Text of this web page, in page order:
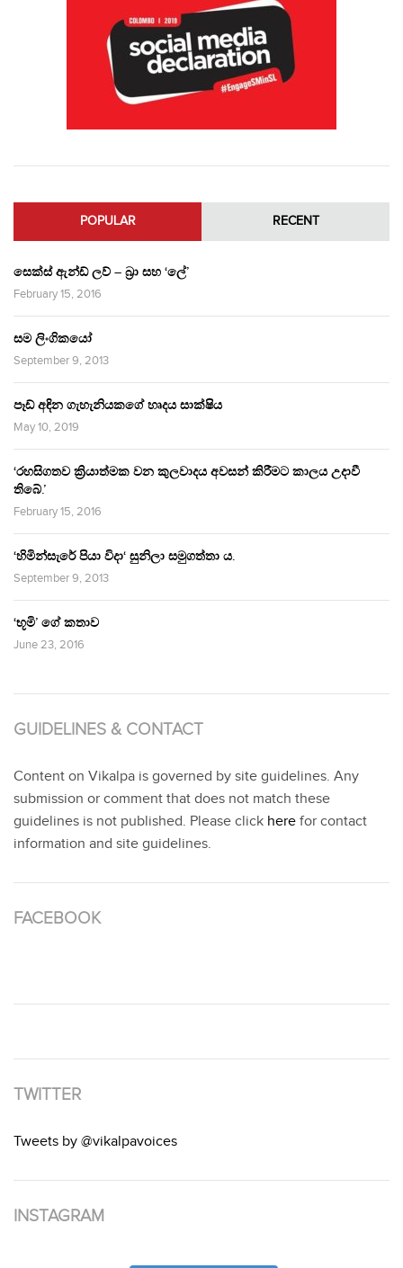
POPULAR RECENT
සෙක්ස් ඇන්ඩ් ලව් – බ්‍රා සහ ‘ලේ’
February 15, 2016
සම ලිංගිකයෝ
September 9, 2013
පෑඩ් අඳින ගැහැනියකගේ හෘදය සාක්ෂිය
May 10, 2019
‘රහසිගතව ක්‍රියාත්මක වන කුලවාදය අවසන් කිරීමට කාලය උදාවී
තිබේ.’
February 15, 2016
‘හිමින්සැරේ පියා විදා‘ සුනිලා සමුගත්තා ය.
September 9, 2013
‘භූමි’ ගේ කතාව
June 23, 2016
GUIDELINES & CONTACT
Content on Vikalpa is governed by site guidelines. Any
submission or comment that does not match these
guidelines is not published. Please click here for contact
information and site guidelines.
FACEBOOK
TWITTER
Tweets by @vikalpavoices
INSTAGRAM